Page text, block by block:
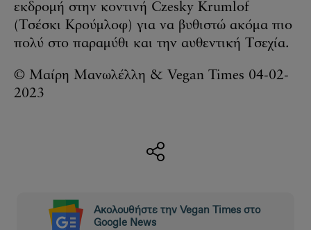
εκδρομή στην κοντινή Czesky Krumlof
(Τσέσκι Κρούμλοφ) για να βυθιστώ ακόμα πιο
πολύ στο παραμύθι και την αυθεντική Τσεχία.
© Μαίρη Μανωλέλλη & Vegan Times 04-02-
2023
Ακολουθήστε την Vegan Times στο
Google News